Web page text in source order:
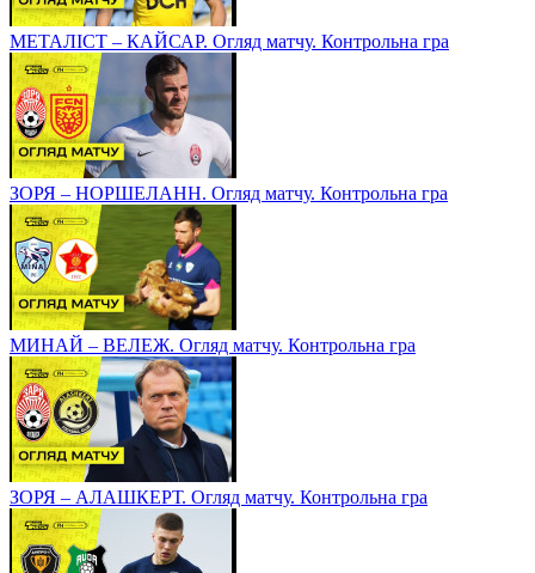
МЕТАЛІСТ – КАЙСАР. Огляд матчу. Контрольна гра
ЗОРЯ – НОРШЕЛАНН. Огляд матчу. Контрольна гра
МИНАЙ – ВЕЛЕЖ. Огляд матчу. Контрольна гра
ЗОРЯ – АЛАШКЕРТ. Огляд матчу. Контрольна гра